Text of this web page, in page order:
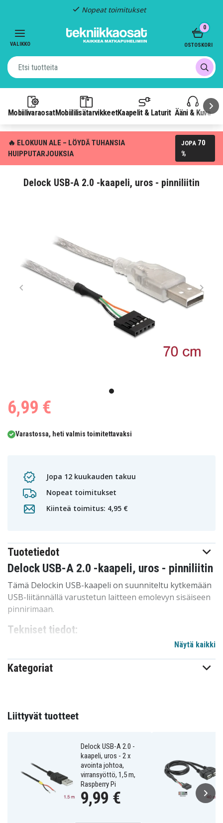
Nopeat toimitukset
VALIKKO
MobiilivaraosatMobiililisätarvikkeetKaapelit & Laturit Ääni & Kuva
0
OSTOSKORI
🔥 ELOKUUN ALE – LÖYDÄ TUHANSIA
HUIPPUTARJOUKSIA
JOPA 70
%
Delock USB-A 2.0 -kaapeli, uros - pinniliitin
item
of
1
6,99 €
Varastossa, heti valmis toimitettavaksi
Jopa 12 kuukauden takuu
Nopeat toimitukset
Kiinteä toimitus: 4,95 €
Tuotetiedot
Delock USB-A 2.0 -kaapeli, uros - pinniliitin
Tämä Delockin USB-kaapeli on suunniteltu kytkemään
USB-liitännällä varustetun laitteen emolevyn sisäiseen
pinnirimaan.
Tekniset tiedot:
Liittimet: USB 2.0-A uros > 5-nastainen pinnirima
Kaapelin pituus: 70 cm
Jako: 2,54 mm
83078
EAN / GTIN 4043619830787
USB kaapeli
Näytä kaikki
Kategoriat
Liittyvät tuotteet
Delock USB-A 2.0 -
kaapeli, uros - 2 x
avointa johtoa,
virransyöttö, 1,5 m,
Raspberry Pi
9,99 €